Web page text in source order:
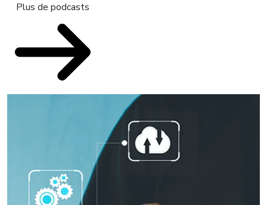
Plus de podcasts